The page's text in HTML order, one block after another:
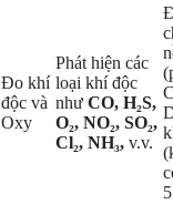
Đo khí
độc và
Oxy
Phát hiện các
loại khí độc
như CO, H₂S,
O₂, NO₂, SO₂,
Cl₂, NH₃, v.v.